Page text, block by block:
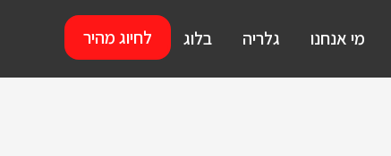
לחיוג מהיר מי אנחנו גלריה בלוג